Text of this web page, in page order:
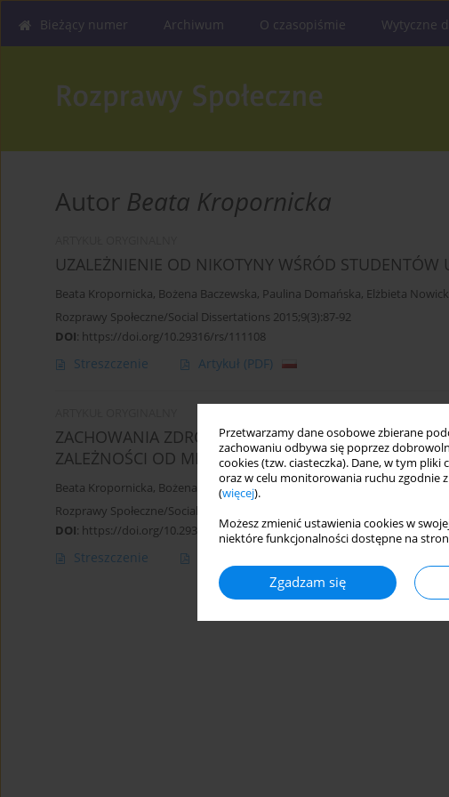
Przetwarzamy dane osobowe zbierane
zachowaniu odbywa się poprzez
cookies (tzw. ciasteczka). Dane, w tym
oraz w celu monitorowania ruchu zgodnie z
(więcej).
Możesz zmienić ustawienia cookies w
niektóre funkcjonalności dostępne na
Zgadzam się
Bieżący numer Archiwum O czasopiśmie Wytyczne
Autor Beata Kropornicka
UZALEŻNIENIE OD NIKOTYNY WŚRÓD STUDENTÓW
Beata Kropornicka, Bożena Baczewska, Paulina Domańska, Elżbieta
Rozprawy Społeczne/Social Dissertations 2015;9(3):87-92
DOI: https://doi.org/10.29316/rs/111108
Streszczenie Artykuł (PDF)
ZACHOWANIA ZDROWOTNE STUDENTÓW
ZALEŻNOŚCI OD MIEJSCA ZAMIESZKANIA
Beata Kropornicka, Bożena Baczewska Ewa Krzyżanowska
Rozprawy Społeczne/Social Dissertations 2015;9(2):58-64
DOI: https://doi.org/10.29316/rs/111095
Streszczenie